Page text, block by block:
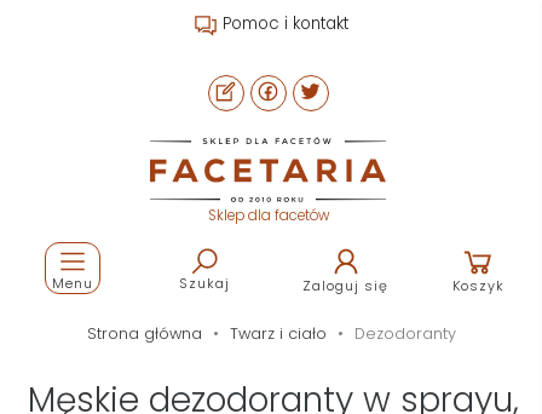
Pomoc i kontakt
Sklep dla facetów
Szukaj Zaloguj się Koszyk
Menu
Strona główna Twarz i ciało Dezodoranty
Męskie dezodoranty w sprayu,